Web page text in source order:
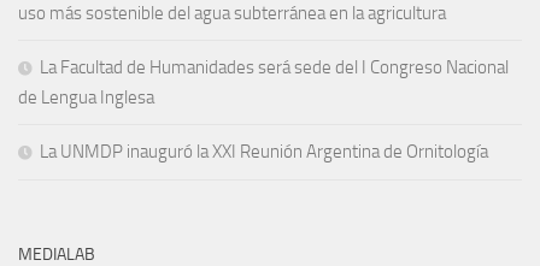
uso más sostenible del agua subterránea en la agricultura
La Facultad de Humanidades será sede del I Congreso Nacional
de Lengua Inglesa
La UNMDP inauguró la XXI Reunión Argentina de Ornitología
MEDIALAB